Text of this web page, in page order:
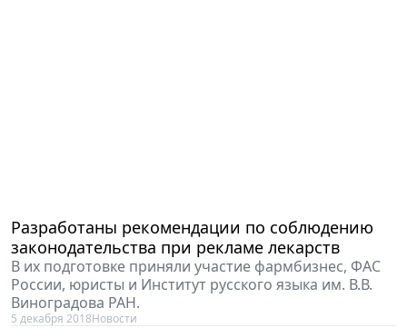
Разработаны рекомендации по соблюдению
законодательства при рекламе лекарств
В их подготовке приняли участие фармбизнес, ФАС
России, юристы и Институт русского языка им. В.В.
Виноградова РАН.
5 декабря 2018Новости